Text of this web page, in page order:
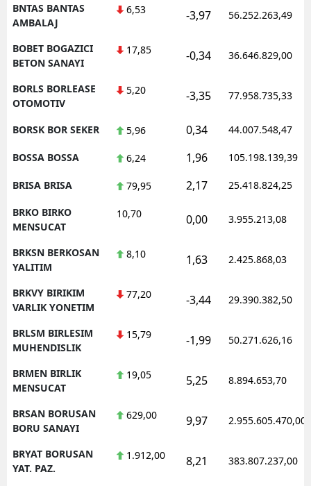
BNTAS BANTAS
AMBALAJ
6,53 -3,97 56.252.263,49
BOBET BOGAZICI
BETON SANAYI
17,85 -0,34 36.646.829,00
BORLS BORLEASE
OTOMOTIV
5,20 -3,35 77.958.735,33
BORSK BOR SEKER 5,96 0,34 44.007.548,47
BOSSA BOSSA 6,24 1,96 105.198.139,39
BRISA BRISA 79,95 2,17 25.418.824,25
BRKO BIRKO
MENSUCAT
10,70 0,00 3.955.213,08
BRKSN BERKOSAN
YALITIM
8,10 1,63 2.425.868,03
BRKVY BIRIKIM
VARLIK YONETIM
77,20 -3,44 29.390.382,50
BRLSM BIRLESIM
MUHENDISLIK
15,79 -1,99 50.271.626,16
BRMEN BIRLIK
MENSUCAT
19,05 5,25 8.894.653,70
BRSAN BORUSAN
BORU SANAYI
629,00 9,97 2.955.605.470,00
BRYAT BORUSAN
YAT. PAZ.
1.912,00 8,21 383.807.237,00